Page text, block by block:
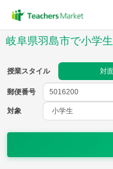
岐阜県羽島市で小学
授業スタイル 対
郵便番号
対象
郵便番号